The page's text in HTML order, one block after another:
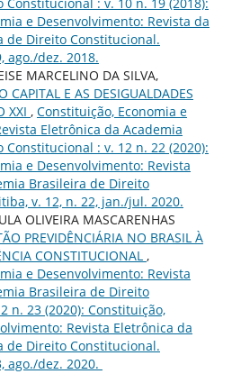
e Desenvolvimento: Revista da
de Direito Constitucional.
ago./dez. 2018.
MARCELINO DA SILVA,
CAPITAL E AS DESIGUALDADES
XXI , Constituição, Economia e
Eletrônica da Academia
: v. 12 n. 22 (2020):
e Desenvolvimento: Revista
Brasileira de Direito
v. 12, n. 22, jan./jul. 2020.
OLIVEIRA MASCARENHAS
PREVIDÊNCIÁRIA NO BRASIL À
CONSTITUCIONAL ,
e Desenvolvimento: Revista
Brasileira de Direito
n. 23 (2020): Constituição,
Revista Eletrônica da
de Direito Constitucional.
ago./dez. 2020.